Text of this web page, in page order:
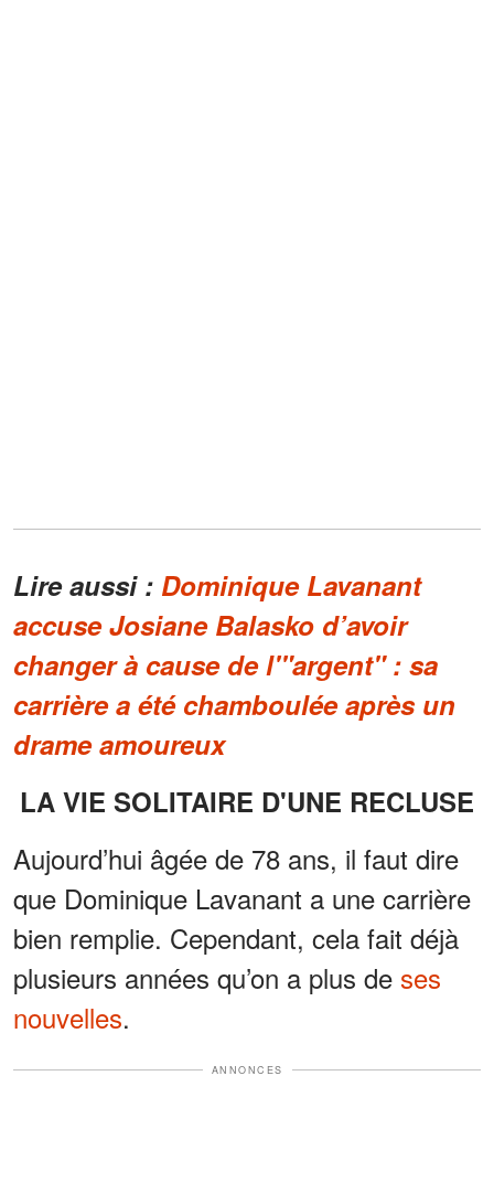
Lire aussi : Dominique Lavanant
accuse Josiane Balasko d’avoir
changer à cause de l'"argent" : sa
carrière a été chamboulée après un
drame amoureux
LA VIE SOLITAIRE D'UNE RECLUSE
Aujourd’hui âgée de 78 ans, il faut dire
que Dominique Lavanant a une carrière
bien remplie. Cependant, cela fait déjà
plusieurs années qu’on a plus de ses
nouvelles.
ANNONCES